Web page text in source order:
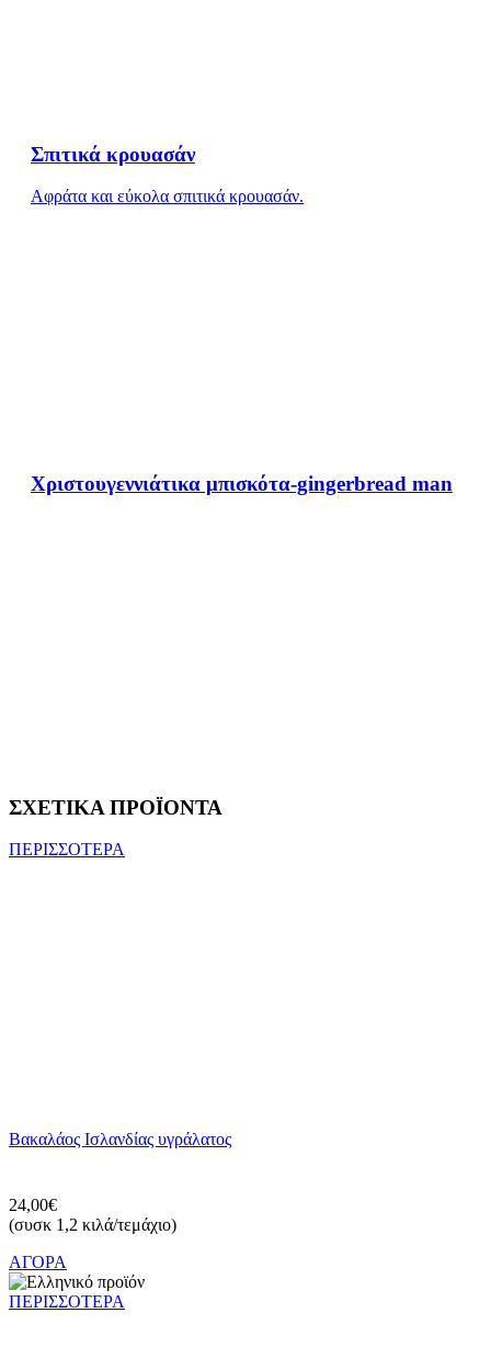
Σπιτικά κρουασάν
Aφράτα και εύκολα σπιτικά κρουασάν.
Χριστουγεννιάτικα μπισκότα-gingerbread man
ΣΧΕΤΙΚΑ ΠΡΟΪΟΝΤΑ
ΠΕΡΙΣΣΟΤΕΡΑ
Βακαλάος Ισλανδίας υγράλατος
24,00€
(συσκ 1,2 κιλά/τεμάχιο)
ΑΓΟΡΑ
ΠΕΡΙΣΣΟΤΕΡΑ